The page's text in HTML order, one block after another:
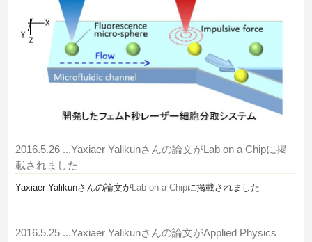
2016.5.26 ...Yaxiaer Yalikunさんの論文がLab on a Chipに掲
載されました
Yaxiaer Yalikunさんの論文がLab on a Chipに掲載されました
2016.5.25 ...Yaxiaer Yalikunさんの論文がApplied Physics